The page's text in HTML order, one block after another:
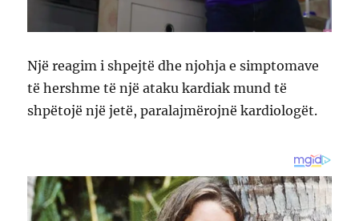
Një reagim i shpejtë dhe njohja e simptomave
të hershme të një ataku kardiak mund të
shpëtojë një jetë, paralajmërojnë kardiologët.